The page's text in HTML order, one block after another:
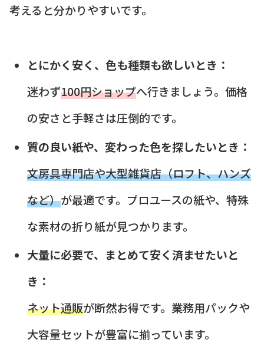
考えると分かりやすいです。
とにかく安く、色も種類も欲しいとき：
迷わず100円ショップへ行きましょう。価格
の安さと手軽さは圧倒的です。
質の良い紙や、変わった色を探したいとき：
文房具専門店や大型雑貨店（ロフト、ハンズ
など）が最適です。プロユースの紙や、特殊
な素材の折り紙が見つかります。
大量に必要で、まとめて安く済ませたいと
き：
ネット通販が断然お得です。業務用パックや
大容量セットが豊富に揃っています。